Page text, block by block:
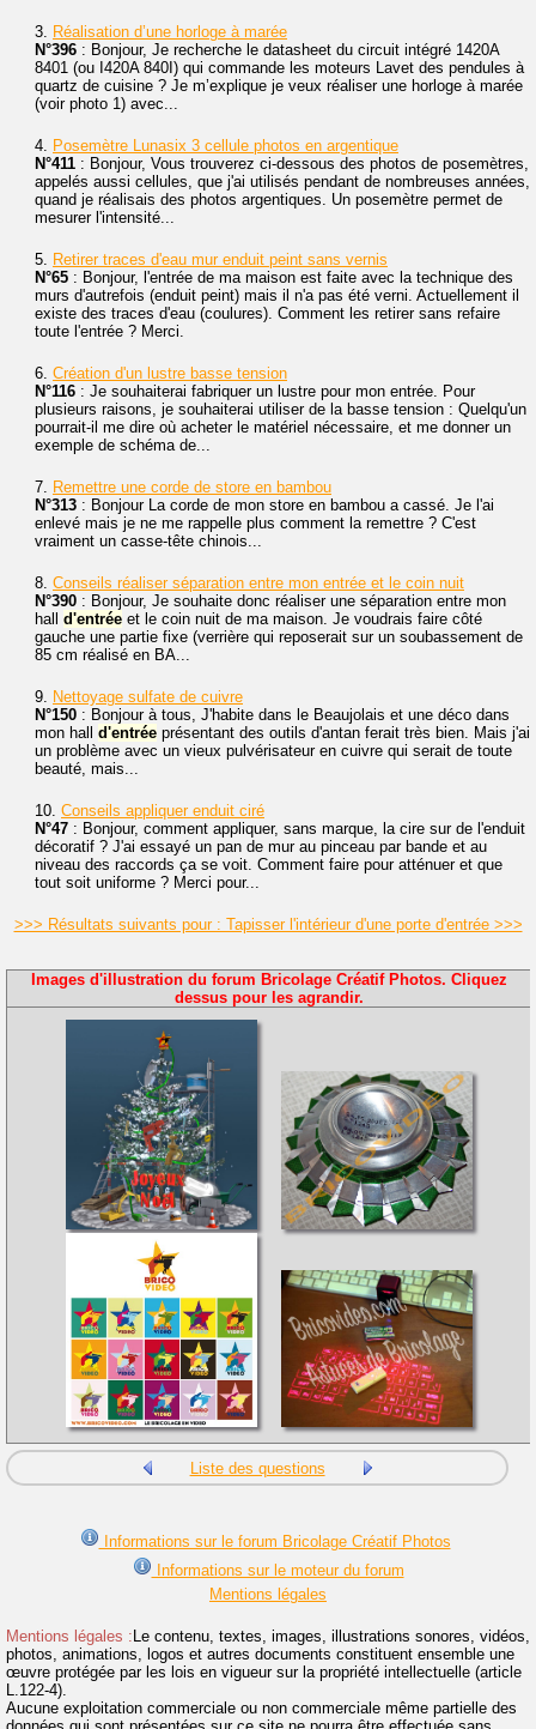
3. Réalisation d’une horloge à marée
N°396 : Bonjour, Je recherche le datasheet du circuit intégré 1420A
8401 (ou I420A 840I) qui commande les moteurs Lavet des pendules à
quartz de cuisine ? Je m’explique je veux réaliser une horloge à marée
(voir photo 1) avec...
4. Posemètre Lunasix 3 cellule photos en argentique
N°411 : Bonjour, Vous trouverez ci-dessous des photos de posemètres,
appelés aussi cellules, que j'ai utilisés pendant de nombreuses années,
quand je réalisais des photos argentiques. Un posemètre permet de
mesurer l'intensité...
5. Retirer traces d'eau mur enduit peint sans vernis
N°65 : Bonjour, l'entrée de ma maison est faite avec la technique des
murs d'autrefois (enduit peint) mais il n'a pas été verni. Actuellement il
existe des traces d'eau (coulures). Comment les retirer sans refaire
toute l'entrée ? Merci.
6. Création d'un lustre basse tension
N°116 : Je souhaiterai fabriquer un lustre pour mon entrée. Pour
plusieurs raisons, je souhaiterai utiliser de la basse tension : Quelqu'un
pourrait-il me dire où acheter le matériel nécessaire, et me donner un
exemple de schéma de...
7. Remettre une corde de store en bambou
N°313 : Bonjour La corde de mon store en bambou a cassé. Je l'ai
enlevé mais je ne me rappelle plus comment la remettre ? C'est
vraiment un casse-tête chinois...
8. Conseils réaliser séparation entre mon entrée et le coin nuit
N°390 : Bonjour, Je souhaite donc réaliser une séparation entre mon
hall d'entrée et le coin nuit de ma maison. Je voudrais faire côté
gauche une partie fixe (verrière qui reposerait sur un soubassement de
85 cm réalisé en BA...
9. Nettoyage sulfate de cuivre
N°150 : Bonjour à tous, J'habite dans le Beaujolais et une déco dans
mon hall d'entrée présentant des outils d'antan ferait très bien. Mais j'ai
un problème avec un vieux pulvérisateur en cuivre qui serait de toute
beauté, mais...
10. Conseils appliquer enduit ciré
N°47 : Bonjour, comment appliquer, sans marque, la cire sur de l'enduit
décoratif ? J'ai essayé un pan de mur au pinceau par bande et au
niveau des raccords ça se voit. Comment faire pour atténuer et que
tout soit uniforme ? Merci pour...
>>> Résultats suivants pour : Tapisser l'intérieur d'une porte d'entrée >>>
Images d'illustration du forum Bricolage Créatif Photos. Cliquez
dessus pour les agrandir.
Liste des questions
Informations sur le forum Bricolage Créatif Photos
Informations sur le moteur du forum
Mentions légales
Mentions légales : Le contenu, textes, images, illustrations sonores, vidéos,
photos, animations, logos et autres documents constituent ensemble une
œuvre protégée par les lois en vigueur sur la propriété intellectuelle (article
L.122-4).
Aucune exploitation commerciale ou non commerciale même partielle des